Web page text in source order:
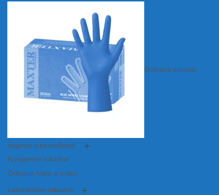
Ochrana zdravia,
hygiena a bezpečnosť
Kryogénne rukavice
Ochrana tváre a zraku
Laboratórne rukavice